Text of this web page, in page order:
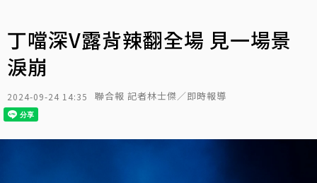
丁噹深V露背辣翻全場 見一場景
淚崩
2024-09-24 14:35 聯合報 記者林士傑／即時報導